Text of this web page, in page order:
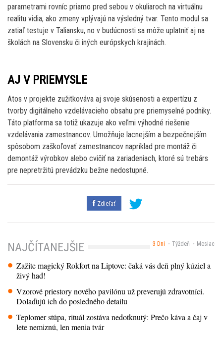
parametrami rovníc priamo pred sebou v okuliaroch na virtuálnu
realitu vidia, ako zmeny vplývajú na výsledný tvar. Tento modul sa
zatiaľ testuje v Taliansku, no v budúcnosti sa môže uplatniť aj na
školách na Slovensku či iných európskych krajinách.
AJ V PRIEMYSLE
Atos v projekte zužitkováva aj svoje skúsenosti a expertízu z
tvorby digitálneho vzdelávacieho obsahu pre priemyselné podniky.
Táto platforma sa totiž ukazuje ako veľmi výhodné riešenie
vzdelávania zamestnancov. Umožňuje lacnejším a bezpečnejším
spôsobom zaškoľovať zamestnancov napríklad pre montáž či
demontáž výrobkov alebo cvičiť na zariadeniach, ktoré sú trebárs
pre nepretržitú prevádzku bežne nedostupné.
Zdieľať
3 Dni Týždeň Mesiac
NAJČÍTANEJŠIE
Zažite magický Rokfort na Liptove: čaká vás deň plný kúziel a
živý had!
Vzorové priestory nového pavilónu už preverujú zdravotníci.
Dolaďujú ich do posledného detailu
Teplomer stúpa, rituál zostáva nedotknutý: Prečo káva a čaj v
lete nemiznú, len menia tvár